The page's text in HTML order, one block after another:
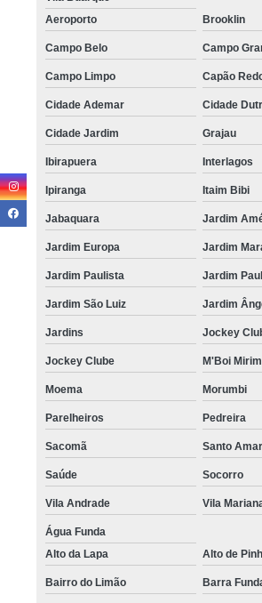
Aeroporto
Brooklin
Campo Belo Campo
Campo Limpo Capão
Cidade Ademar Cidade
Cidade Jardim Grajau
Ibirapuera Interlagos
Ipiranga Itaim Bibi
Jabaquara Jardim
Jardim Europa Jardim
Jardim Paulista Jardim
Jardim São Luiz Jardim
Jardins Jockey
Jockey Clube M'Boi Mirim
Moema Morumbi
Parelheiros Pedreira
Sacomã Santo
Saúde Socorro
Vila Andrade Vila
Água Funda
Alto da Lapa
Alto de
Bairro do Limão Barra